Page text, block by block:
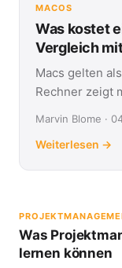
MACOS
Was kostet
Vergleich
Macs gelten
Rechner zeigt
Marvin Blome ·
Weiterlesen →
Was
lernen können